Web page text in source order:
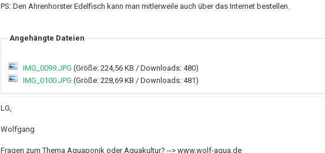
PS: Den Ahrenhorster Edelfisch kann man mitlerweile auch über das Internet bestellen.
Angehängte Dateien
IMG_0099.JPG (Größe: 224,56 KB / Downloads: 480)
IMG_0100.JPG (Größe: 228,69 KB / Downloads: 481)
LG,
Wolfgang
Fragen zum Thema Aquaponik oder Aquakultur? --> www.wolf-aqua.de